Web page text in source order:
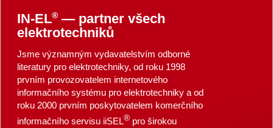
IN-EL®— partner všech
elektrotechniků
Jsme významným vydavatelstvím odborné
literatury pro elektrotechniky, od roku 1998
prvním provozovatelem internetového
informačního systému pro elektrotechniky a od
roku 2000 prvním poskytovatelem komerčního
informačního servisu iiSEL®pro širokou